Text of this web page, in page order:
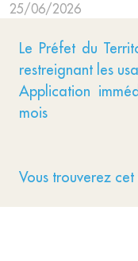
25/06/2026
Le Préfet du
restreignant les
Application
mois
Vous trouverez